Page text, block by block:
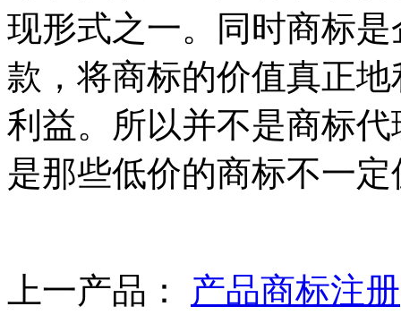
现形式之一。同时商标
款，将商标的价值真正
利益。所以并不是商标
是那些低价的商标不一
上一产品： 产品商标注册